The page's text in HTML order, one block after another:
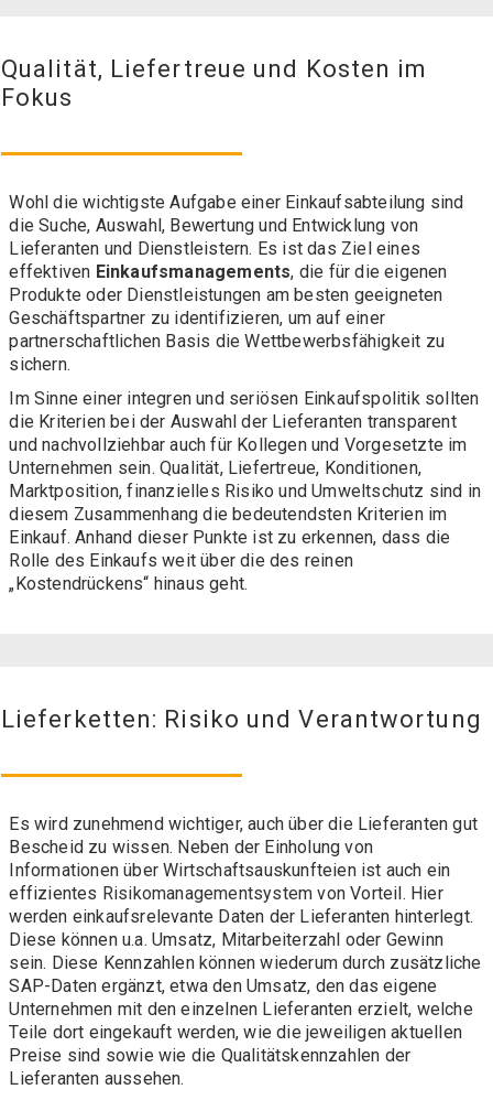
Qualität, Liefertreue und Kosten im
Fokus
Wohl die wichtigste Aufgabe einer Einkaufsabteilung sind
die Suche, Auswahl, Bewertung und Entwicklung von
Lieferanten und Dienstleistern. Es ist das Ziel eines
effektiven Einkaufsmanagements, die für die eigenen
Produkte oder Dienstleistungen am besten geeigneten
Geschäftspartner zu identifizieren, um auf einer
partnerschaftlichen Basis die Wettbewerbsfähigkeit zu
sichern.
Im Sinne einer integren und seriösen Einkaufspolitik sollten
die Kriterien bei der Auswahl der Lieferanten transparent
und nachvollziehbar auch für Kollegen und Vorgesetzte im
Unternehmen sein. Qualität, Liefertreue, Konditionen,
Marktposition, finanzielles Risiko und Umweltschutz sind in
diesem Zusammenhang die bedeutendsten Kriterien im
Einkauf. Anhand dieser Punkte ist zu erkennen, dass die
Rolle des Einkaufs weit über die des reinen
„Kostendrückens“ hinaus geht.
Lieferketten: Risiko und Verantwortung
Es wird zunehmend wichtiger, auch über die Lieferanten gut
Bescheid zu wissen. Neben der Einholung von
Informationen über Wirtschaftsauskunfteien ist auch ein
effizientes Risikomanagementsystem von Vorteil. Hier
werden einkaufsrelevante Daten der Lieferanten hinterlegt.
Diese können u.a. Umsatz, Mitarbeiterzahl oder Gewinn
sein. Diese Kennzahlen können wiederum durch zusätzliche
SAP-Daten ergänzt, etwa den Umsatz, den das eigene
Unternehmen mit den einzelnen Lieferanten erzielt, welche
Teile dort eingekauft werden, wie die jeweiligen aktuellen
Preise sind sowie wie die Qualitätskennzahlen der
Lieferanten aussehen.